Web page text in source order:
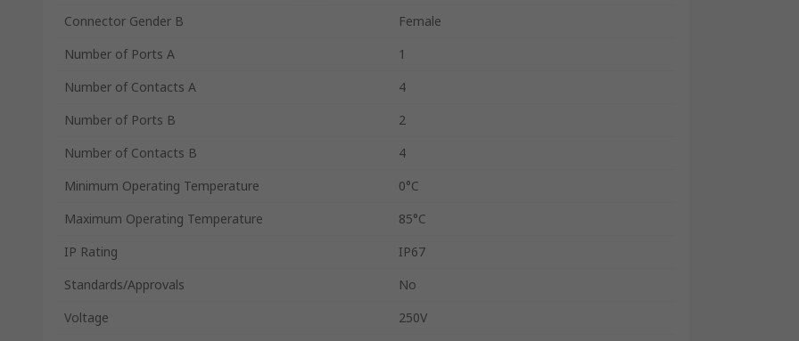
Connector Gender B
Female
Number of Ports A
1
Number of Contacts A
4
Number of Ports B
2
Number of Contacts B
4
Minimum Operating Temperature
0°C
Maximum Operating Temperature
85°C
IP Rating
IP67
Standards/Approvals
No
Voltage
250V